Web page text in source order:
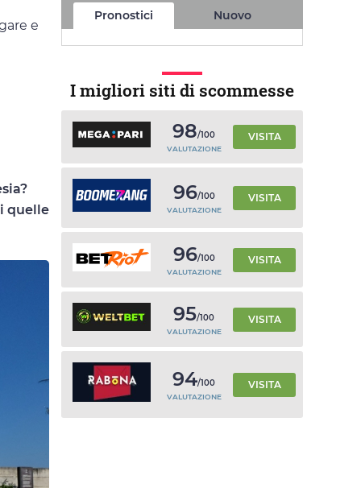
e
quelle
Pronostici Nuovo
I migliori siti di scommesse
98/100
VALUTAZIONE
VISITA
96/100
VALUTAZIONE
VISITA
96/100
VALUTAZIONE
VISITA
95/100
VALUTAZIONE
VISITA
94/100
VALUTAZIONE
VISITA